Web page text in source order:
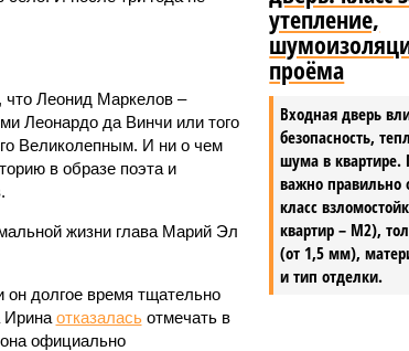
утепление,
проёма
Входная дверь
безопасность,
шума в квартире.
важно правильно
класс
квартир – М2),
(от 1,5 мм),
и тип отделки.
что Леонид Маркелов –
Леонардо да Винчи или того
Великолепным. И ни о чем
в образе поэта и
жизни глава Марий Эл
он долгое время тщательно
Ирина отказаласьотмечать в
официально